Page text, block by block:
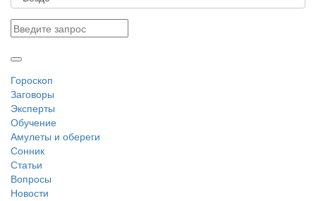
Гороскоп
Заговоры
Эксперты
Обучение
Амулеты и обереги
Сонник
Статьи
Вопросы
Новости